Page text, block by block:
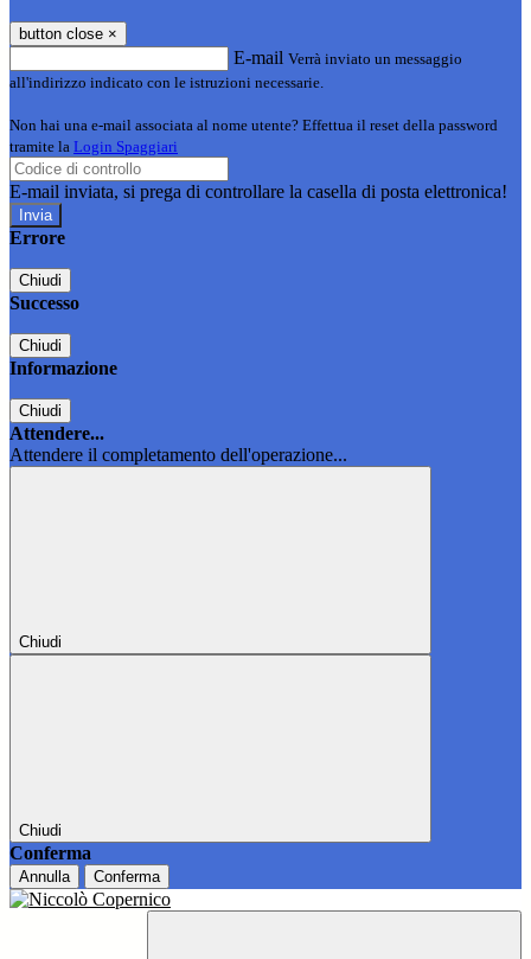
button close ×
E-mail Verrà inviato un messaggio
all'indirizzo indicato con le istruzioni necessarie.
Non hai una e-mail associata al nome utente? Effettua il reset della password
tramite la Login Spaggiari
E-mail inviata, si prega di controllare la casella di posta elettronica!
Errore
Chiudi
Successo
Chiudi
Informazione
Chiudi
Attendere...
Attendere il completamento dell'operazione...
Chiudi
Chiudi
Conferma
Annulla Conferma